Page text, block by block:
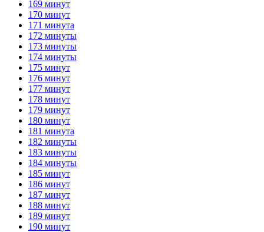
169 минут
170 минут
171 минута
172 минуты
173 минуты
174 минуты
175 минут
176 минут
177 минут
178 минут
179 минут
180 минут
181 минута
182 минуты
183 минуты
184 минуты
185 минут
186 минут
187 минут
188 минут
189 минут
190 минут